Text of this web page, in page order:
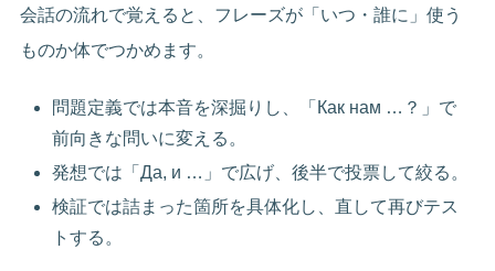
会話の流れで覚えると、フレーズが「いつ・誰に」使う
ものか体でつかめます。
問題定義では本音を深掘りし、「Как нам …？」で
前向きな問いに変える。
発想では「Да, и …」で広げ、後半で投票して絞る。
検証では詰まった箇所を具体化し、直して再びテス
トする。